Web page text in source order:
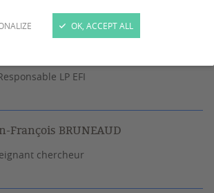
OK, ACCEPT ALL
LP EFI
François BRUNEAUD
chercheur